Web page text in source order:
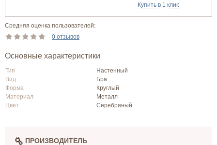
Купить в 1 клик
Средняя оценка пользователей:
0 отзывов
Основные характеристики
Тип
Настенный
Вид
Бра
Форма
Круглый
Материал
Металл
Цвет
Серебряный
ПРОИЗВОДИТЕЛЬ